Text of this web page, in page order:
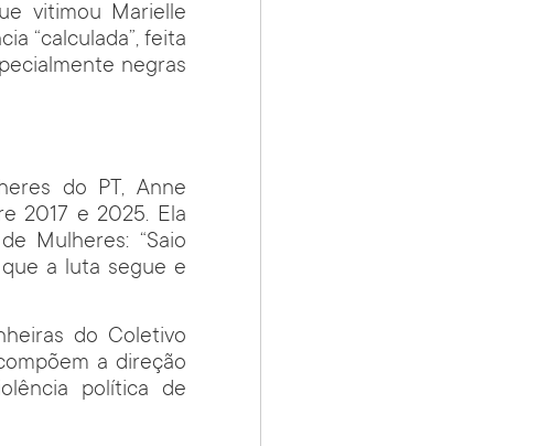
vitimou Marielle
“calculada”, feita
negras
do PT, Anne
2017 e 2025. Ela
Mulheres: “Saio
a luta segue e
do Coletivo
a direção
política de